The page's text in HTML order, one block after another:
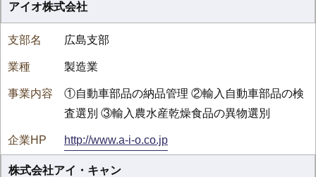
アイオ株式会社
広島支部
製造業
①自動車部品の納品管理 ②輸入自動車部品の検
査選別 ③輸入農水産乾燥食品の異物選別
http://www.a-i-o.co.jp
株式会社アイ・キャン